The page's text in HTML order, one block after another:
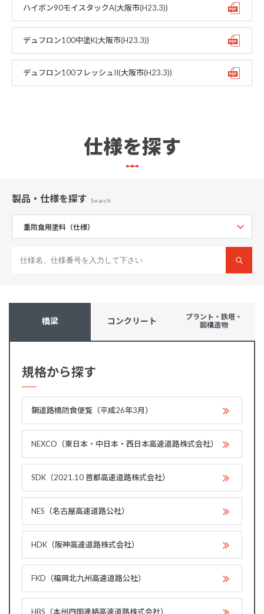
ハイポン90モイスタックA(大阪市(H23.3))
デュフロン100中塗K(大阪市(H23.3))
デュフロン100フレッシュII(大阪市(H23.3))
仕様を探す
製品・仕様を探す Search
橋梁 コンクリート
プラント・鉄塔・
鋼構造物
規格から探す
鋼道路橋防食便覧（平成26年3月）
NEXCO（東日本・中日本・西日本高速道路株式会社）
SDK（2021.10 首都高速道路株式会社）
NES（名古屋高速道路公社）
HDK（阪神高速道路株式会社）
FKD（福岡北九州高速道路公社）
HBS（本州四国連絡高速道路株式会社）